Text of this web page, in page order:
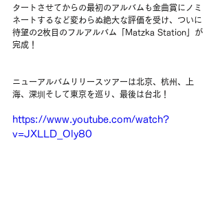
タートさせてからの最初のアルバムも金曲賞にノミ
ネートするなど変わらぬ絶大な評価を受け、ついに
待望の2枚目のフルアルバム「Matzka Station」が
完成！
ニューアルバムリリースツアーは北京、杭州、上
海、深圳そして東京を巡り、最後は台北！
https://www.youtube.com/watch?
v=JXLLD_Oly80